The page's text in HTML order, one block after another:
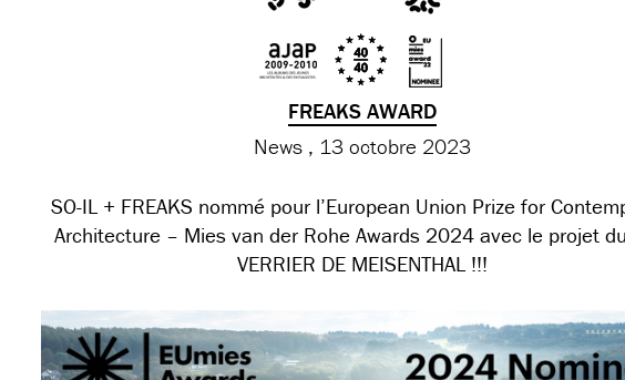
FREAKS AWARD
News
13 octobre 2023
SO-IL + FREAKS nommé pour l’European Union Prize for
Architecture – Mies van der Rohe Awards 2024 avec le projet
VERRIER DE MEISENTHAL !!!